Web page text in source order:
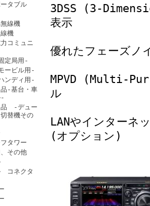
タブル
線機
機
コミュニ
定局用-
ービル用-
ンディ用-
-基台・車
-
品 -デュー
替機その
タワー
その他
コネクタ
3DSS (3-
表示
優れたフェーズノ
MPVD (Multi-
ル
LANやインターネ
(オプション)